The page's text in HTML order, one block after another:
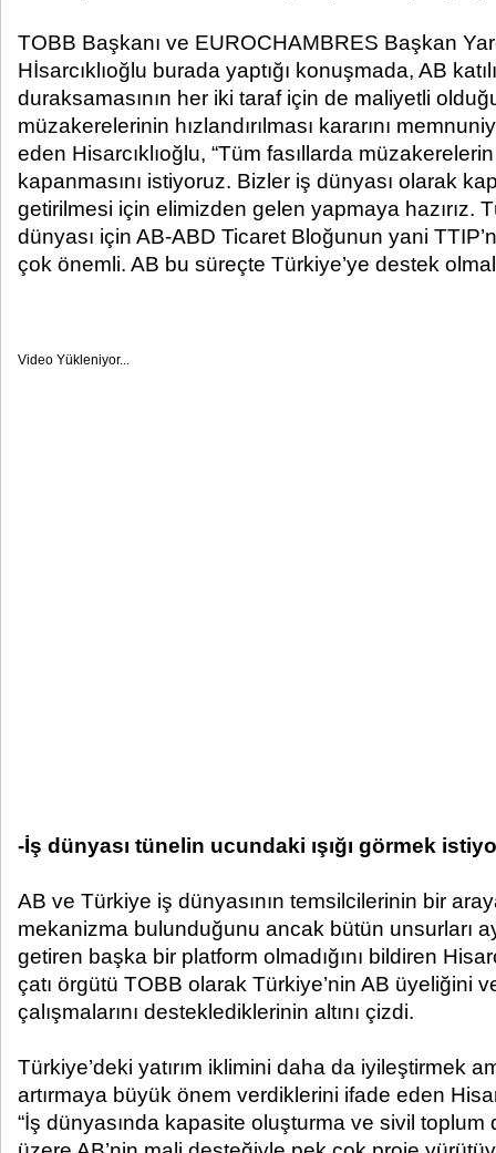
TOBB Başkanı ve EUROCHAMBRES Başkan
Hİsarcıklıoğlu burada yaptığı konuşmada, AB
duraksamasının her iki taraf için de maliyetli
müzakerelerinin hızlandırılması kararını
eden Hisarcıklıoğlu, “Tüm fasıllarda müzakerelerin
kapanmasını istiyoruz. Bizler iş dünyası olarak
getirilmesi için elimizden gelen yapmaya hazırız.
dünyası için AB-ABD Ticaret Bloğunun yani
çok önemli. AB bu süreçte Türkiye’ye destek
Video Yükleniyor...
-İş dünyası tünelin ucundaki ışığı görmek
AB ve Türkiye iş dünyasının temsilcilerinin bir
mekanizma bulunduğunu ancak bütün unsurları
getiren başka bir platform olmadığını bildiren
çatı örgütü TOBB olarak Türkiye’nin AB üyeliğini
çalışmalarını desteklediklerinin altını çizdi.
Türkiye’deki yatırım iklimini daha da iyileştirmek
artırmaya büyük önem verdiklerini ifade eden
“İş dünyasında kapasite oluşturma ve sivil